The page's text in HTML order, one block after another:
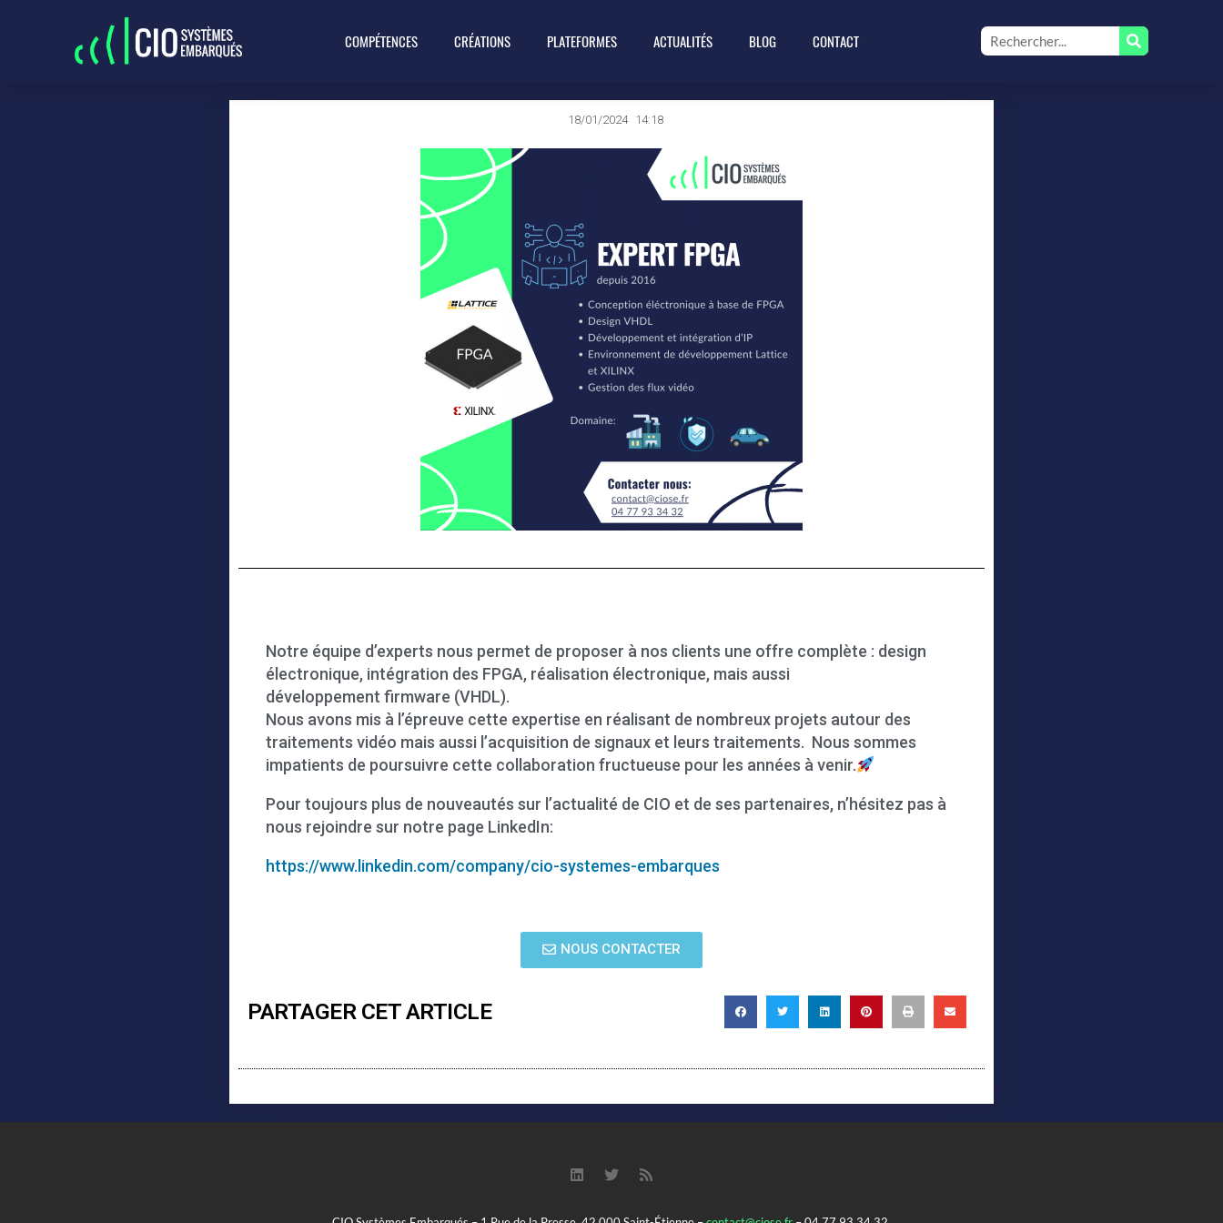
COMPÉTENCES CRÉATIONS PLATEFORMES ACTUALITÉS BLOG CONTACT
18/01/2024 14:18
Notre équipe d’experts nous permet de proposer à nos clients une offre complète : design
électronique, intégration des FPGA, réalisation électronique, mais aussi
développement firmware (VHDL).
Nous avons mis à l’épreuve cette expertise en réalisant de nombreux projets autour des
traitements vidéo mais aussi l’acquisition de signaux et leurs traitements. Nous sommes
impatients de poursuivre cette collaboration fructueuse pour les années à venir.
Pour toujours plus de nouveautés sur l’actualité de CIO et de ses partenaires, n’hésitez pas à
nous rejoindre sur notre page LinkedIn:
https://www.linkedin.com/company/cio-systemes-embarques
NOUS CONTACTER
PARTAGER CET ARTICLE